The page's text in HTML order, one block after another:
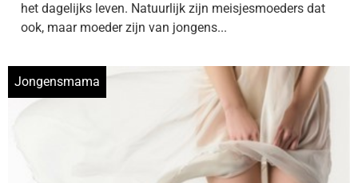
het dagelijks leven. Natuurlijk zijn meisjesmoeders dat
ook, maar moeder zijn van jongens...
Jongensmama